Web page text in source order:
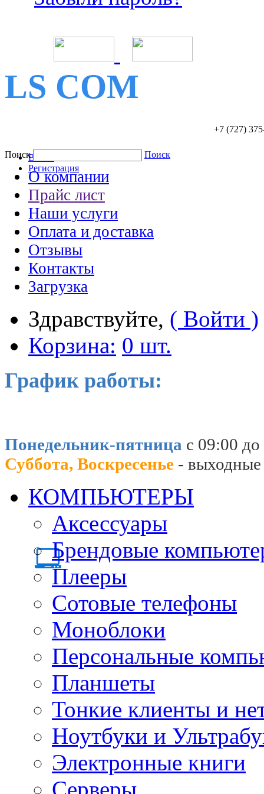
LS COM
+7 (727)
Войти
Регистрация
Поиск Поиск
О компании
Прайс лист
Наши услуги
Оплата и доставка
Отзывы
Контакты
Загрузка
Здравствуйте, ( Войти )
Корзина: 0 шт.
График работы:
Понедельник-пятница с 09:00
Суббота, Воскресенье - выходные
КОМПЬЮТЕРЫ
Аксессуары
Брендовые
Плееры
Сотовые телефоны
Моноблоки
Персональные
Планшеты
Тонкие клиенты и
Ноутбуки и
Электронные книги